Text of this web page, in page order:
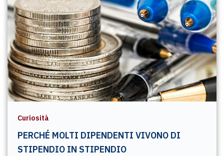
Curiosità
PERCHÉ MOLTI DIPENDENTI VIVONO DI
STIPENDIO IN STIPENDIO